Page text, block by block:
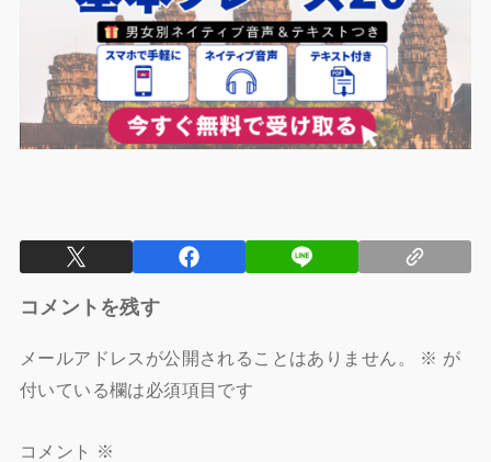
コメントを残す
メールアドレスが公開されることはありません。 ※ が
付いている欄は必須項目です
コメント ※